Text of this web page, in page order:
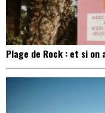
Plage de Rock : et si